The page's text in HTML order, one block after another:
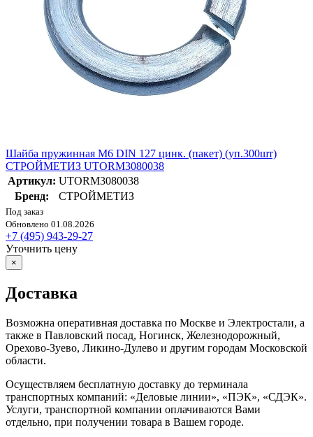
Шайба пружинная М6 DIN 127 цинк. (пакет) (уп.300шт)
СТРОЙМЕТИЗ UTORM3080038
Артикул: UTORM3080038
Бренд:
СТРОЙМЕТИЗ
Под заказ
Обновлено 01.08.2026
+7 (495) 943-29-27
Уточнить цену
×
Доставка
Возможна оперативная доставка по Москве и Электростали, а
также в Павловский посад, Ногинск, Железнодорожный,
Орехово-Зуево, Ликино-Дулево и другим городам Московской
области.
Осуществляем бесплатную доставку до терминала
транспортных компаний: «Деловые линии», «ПЭК», «СДЭК».
Услуги, транспортной компании оплачиваются Вами
отдельно, при получении товара в Вашем городе.